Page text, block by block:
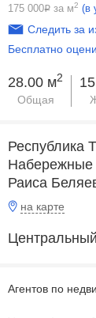
175 000Р за м2 (в
Следить за
Бесплатно
28.00 м2
Общая
Республика
Раиса
на карте
Агентов по